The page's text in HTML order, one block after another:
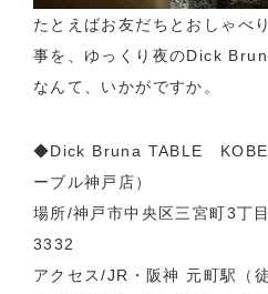
たとえばお友だちとおしゃべ
事を、ゆっくり夜のDick
なんて、いかがですか。
◆Dick Bruna TABLE KOBE
ーブル神戸店）
場所/神戸市中央区三宮町3
3332
アクセス/JR・阪神 元町駅（